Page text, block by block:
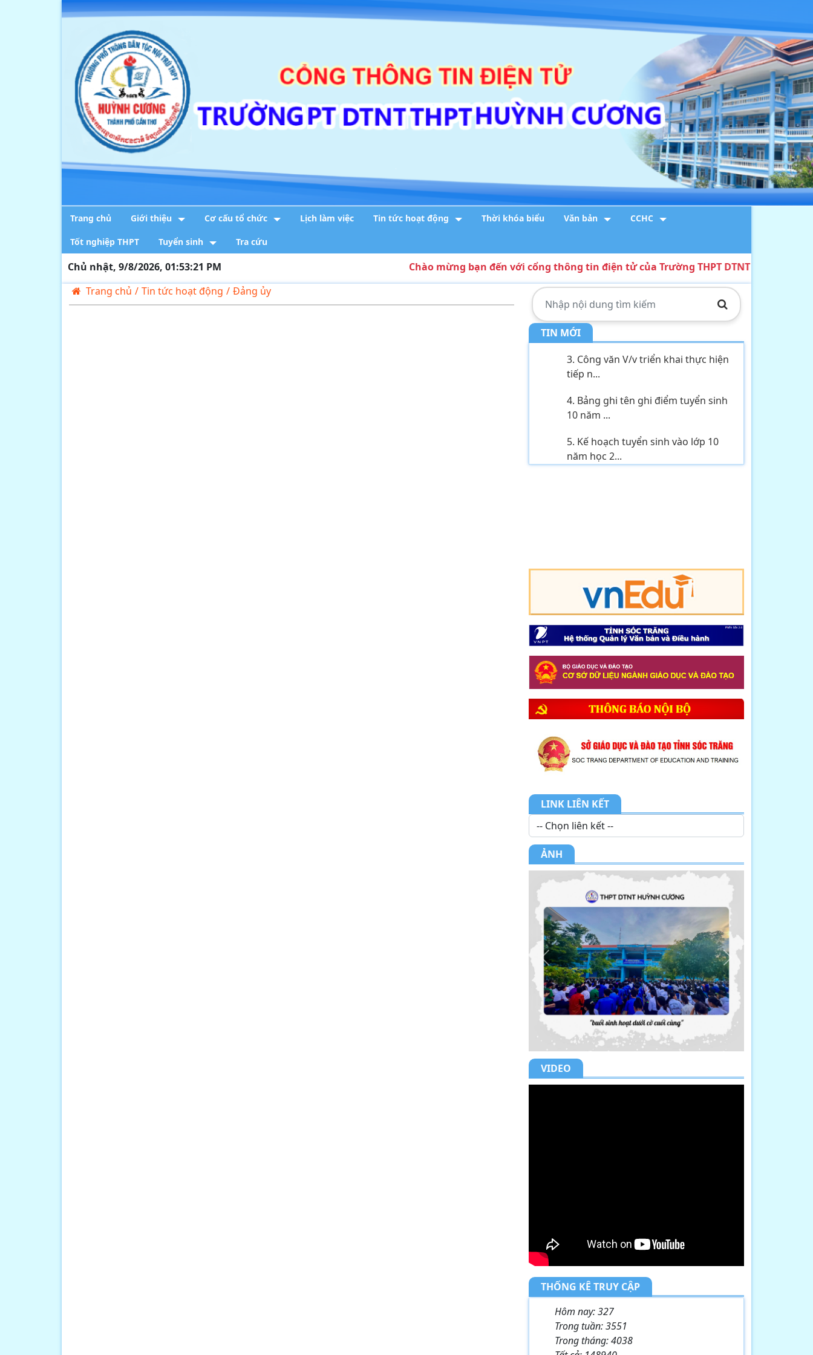
Trang chủ Giới thiệu Cơ cấu tổ chức Lịch làm việc Tin tức hoạt động Thời khóa biểu Văn bản CCHC
Tốt nghiệp THPT Tuyển sinh Tra cứu
Chủ nhật, 9/8/2026, 01:53:22 PM
Chào mừng bạn đến với cổng thông tin điện tử của Trường THPT DTNT Huỳnh Cương
Trang chủ / Tin tức hoạt động / Đảng ủy
TIN MỚI
1. THÔNG BÁO về việc tổ chức tiếp
công dân,...
2. Kế hoạch Thực hiện mô hình
truyền thông ...
tiếp n...
10 năm ...
năm học 2...
KẾT NỐI LÝ T...
9. MỘT SỐ BIỆN PHÁP GIÚP HỌC
SINH LỚP 12 NÂ...
10. THÔNG BÁO LỊCH TIẾP DÂN
1. THÔNG BÁO về việc tổ chức tiếp
công dân,...
2. Kế hoạch Thực hiện mô hình
3. Công văn V/v triển khai thực hiện
LINK LIÊN KẾT
ẢNH
Previous Next
VIDEO
THỐNG KÊ TRUY CẬP
Hôm nay:327
Trong tuần:3551
Tất cả:148940